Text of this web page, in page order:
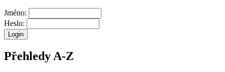
Jméno:
Heslo:
Přehledy A-Z